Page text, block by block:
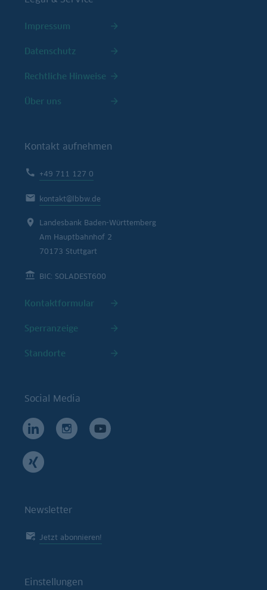
Impressum
Datenschutz
Rechtliche Hinweise
Über uns
Kontakt aufnehmen
+49 711 127 0
kontakt@lbbw.de
Landesbank Baden-Württemberg
Am Hauptbahnhof 2
70173 Stuttgart
BIC: SOLADEST600
Kontaktformular
Sperranzeige
Standorte
Social Media
Newsletter
Jetzt abonnieren!
Einstellungen